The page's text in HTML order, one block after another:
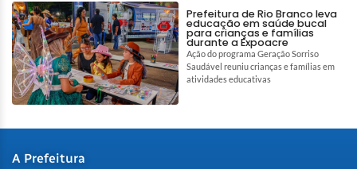
Prefeitura de Rio Branco leva
educação em saúde bucal
para crianças e famílias
durante a Expoacre
Ação do programa Geração Sorriso
Saudável reuniu crianças e famílias em
atividades educativas
A Prefeitura